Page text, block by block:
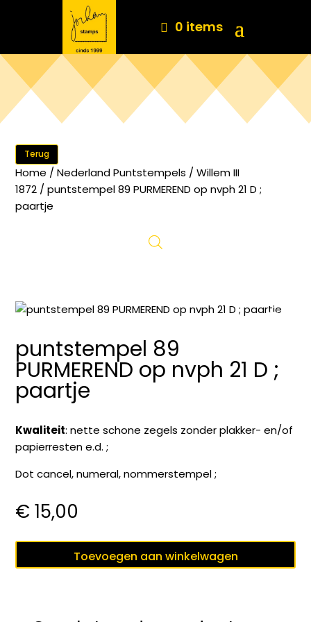
0 items
Terug
Home /Nederland Puntstempels /Willem III
1872 / puntstempel 89 PURMEREND op nvph 21 D ;
paartje
puntstempel 89
PURMEREND op nvph 21 D ;
paartje
Kwaliteit: nette schone zegels zonder plakker- en/of
papierresten e.d. ;
Dot cancel, numeral, nommerstempel ;
€ 15,00
89
Toevoegen aan winkelwagen